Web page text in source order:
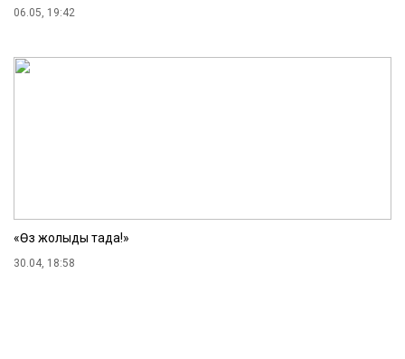
06.05, 19:42
«Өз жолыңды таңда!»
30.04, 18:58